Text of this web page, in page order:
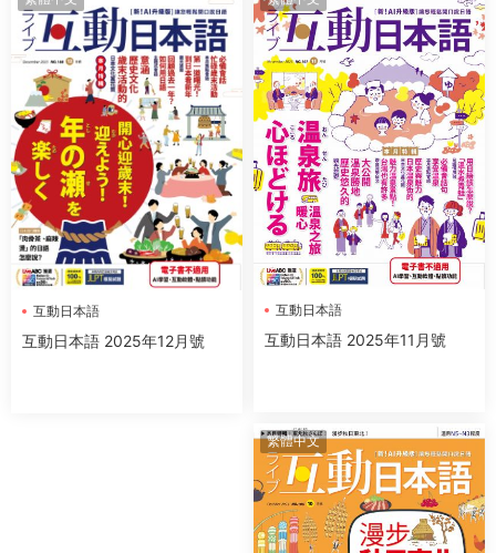
互動日本語
互動日本語 2025年12月號
互動日本語
互動日本語 2025年11月號
繁體中文